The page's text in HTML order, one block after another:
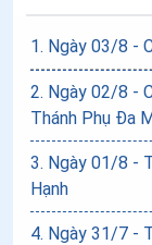
1. Ngày 03/8 -
2. Ngày 02/8 -
Thánh Phụ Đa
3. Ngày 01/8 -
Hạnh
4. Ngày 31/7 -